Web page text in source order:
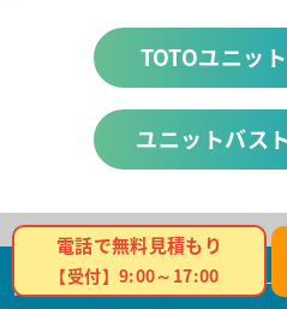
TOTOユニッ
ユニットバス
商品カテゴリ
電話で無料見積もり
【受付】9:00～17:00